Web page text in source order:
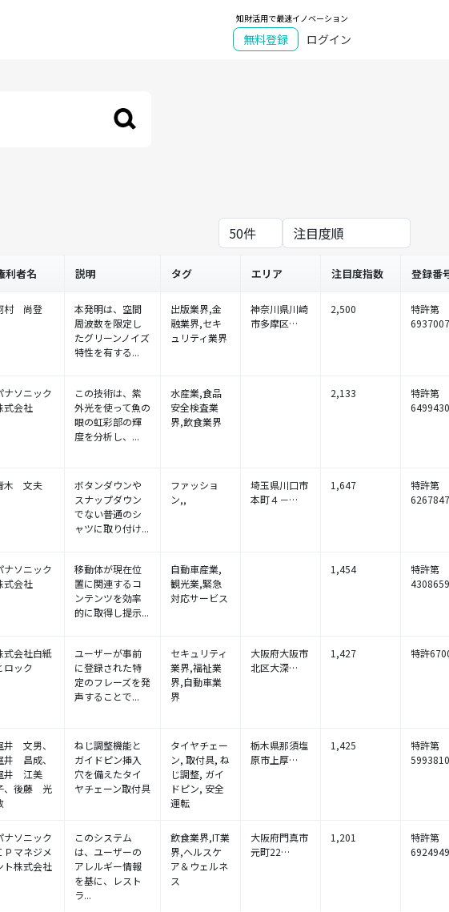
知財活用で最速イノベーション
無料登録 ログイン
利者名 説明 タグ エリア 注目度指数 登録番
村 尚登
本発明は、空間
周波数を限定し
たグリーンノイズ
特性を有する...
出版業界,金
融業界,セキ
ュリティ業界
神奈川県川崎
市多摩区…
2,500
特許第
6937007
ナソニック
式会社
この技術は、紫
外光を使って魚の
眼の虹彩部の輝
度を分析し、...
水産業,食品
安全検査業
界,飲食業界
2,133
特許第
6499430
木 文夫
ボタンダウンや
スナップダウン
でない普通のシ
ャツに取り付け...
ファッショ
ン,,
埼玉県川口市
本町４－…
1,647
特許第
6267847
ナソニック
式会社
移動体が現在位
置に関連するコ
ンテンツを効率
的に取得し提示...
自動車産業,
観光業,緊急
対応サービス
1,454
特許第
4308659
式会社白紙
ロック
ユーザーが事前
に登録された特
定のフレーズを発
声することで...
セキュリティ
業界,福祉業
界,自動車業
界
大阪府大阪市
北区大深…
1,427 特許
井 文男、
井 昌成、
井 江美
、後藤 光
ねじ調整機能と
ガイドピン挿入
穴を備えたタイ
ヤチェーン取付具
タイヤチェー
ン, 取付具, ね
じ調整, ガイ
ドピン, 安全
運転
栃木県那須塩
原市上厚…
1,425
特許第
ナソニック
Ｐマネジメ
ト株式会社
このシステム
は、ユーザーの
アレルギー情報
を基に、レスト
ラ...
飲食業界,IT業
界,ヘルスケ
ア＆ウェルネ
ス
大阪府門真市
元町22…
1,201
特許第
6924949